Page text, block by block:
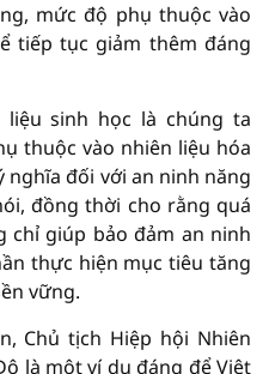
mức độ phụ thuộc vào
tiếp tục giảm thêm đáng
liệu sinh học là chúng ta
thuộc vào nhiên liệu hóa
nghĩa đối với an ninh năng
đồng thời cho rằng quá
chỉ giúp bảo đảm an ninh
thực hiện mục tiêu tăng
vững.
Chủ tịch Hiệp hội Nhiên
là một ví dụ đáng để Việt